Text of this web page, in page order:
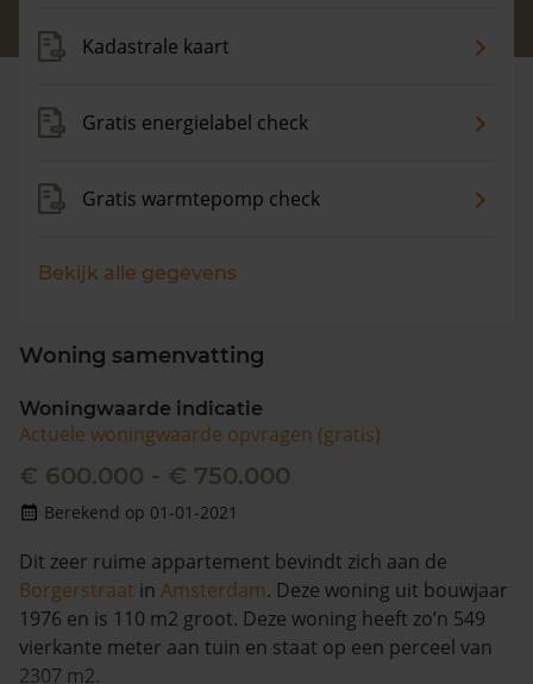
Kadastrale kaart
Gratis energielabel check
Gratis warmtepomp check
Bekijk alle gegevens
Woning samenvatting
Woningwaarde indicatie
Actuele woningwaarde opvragen (gratis)
€ 600.000 - € 750.000
Berekend op 01-01-2021
Dit zeer ruime appartement bevindt zich aan de
Borgerstraat in Amsterdam. Deze woning uit bouwjaar
1976 en is 110 m2 groot. Deze woning heeft zo’n 549
vierkante meter aan tuin en staat op een perceel van
2307 m2.